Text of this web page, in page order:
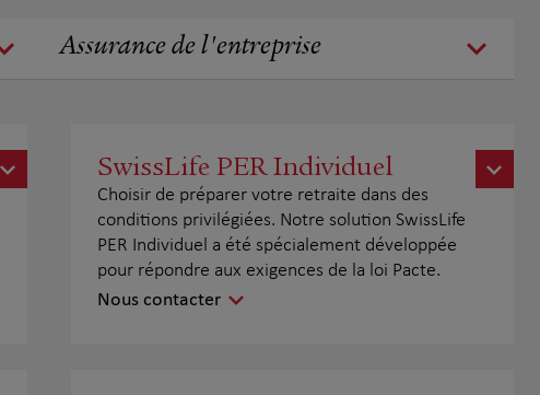
Assurance de l'entreprise
SwissLife PER Individuel
Choisir de préparer votre retraite dans des
conditions privilégiées. Notre solution SwissLife
PER Individuel a été spécialement développée
pour répondre aux exigences de la loi Pacte.
Nous contacter